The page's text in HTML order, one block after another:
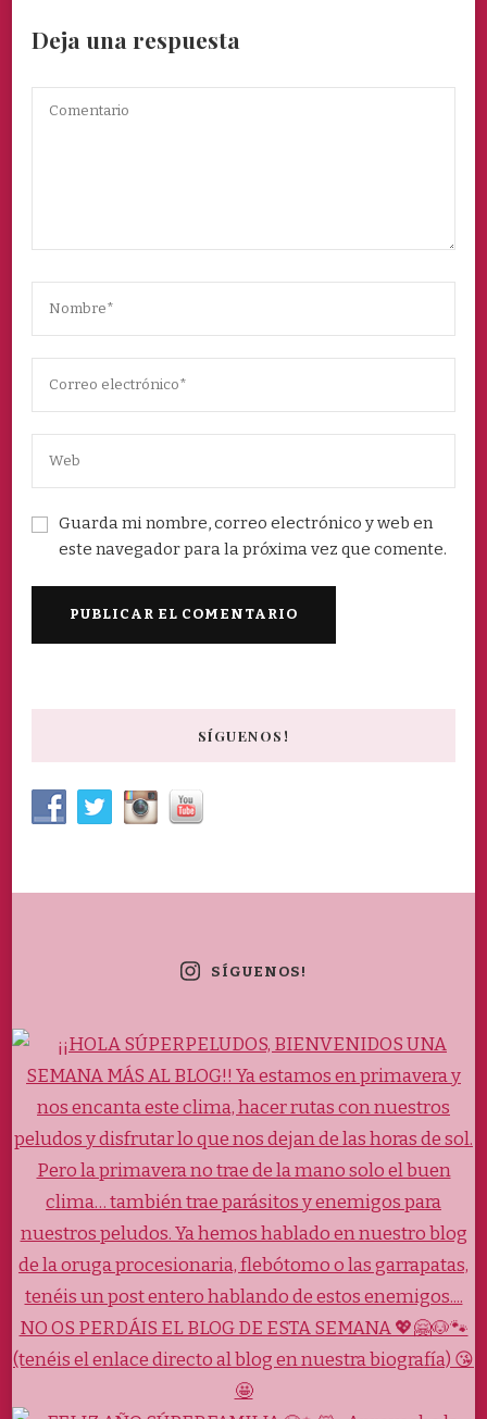
Deja una respuesta
Guarda mi nombre, correo electrónico y web en
este navegador para la próxima vez que comente.
SÍGUENOS!
SÍGUENOS!